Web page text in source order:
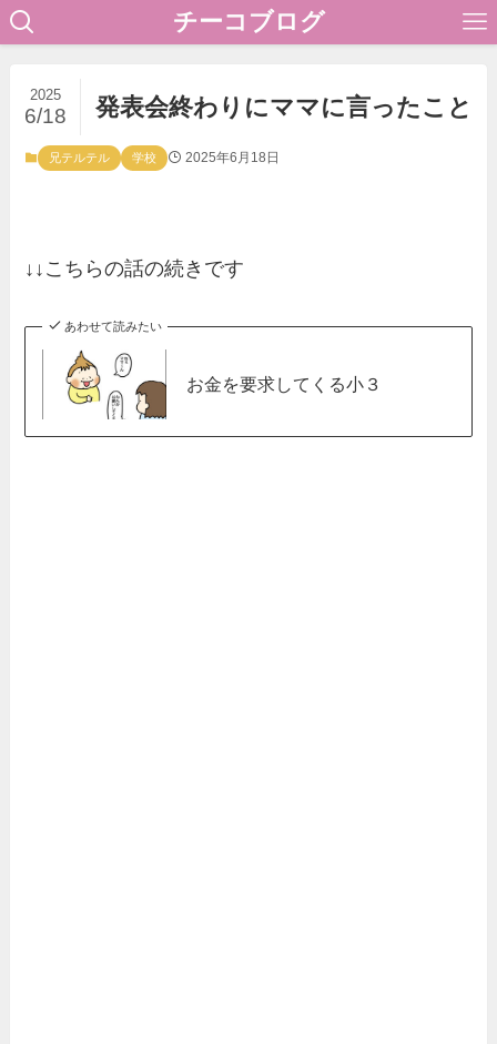
チーコブログ
発表会終わりにママに言ったこと
2025
6/18
兄テルテル 学校 2025年6月18日
↓↓こちらの話の続きです
あわせて読みたい
お金を要求してくる小３